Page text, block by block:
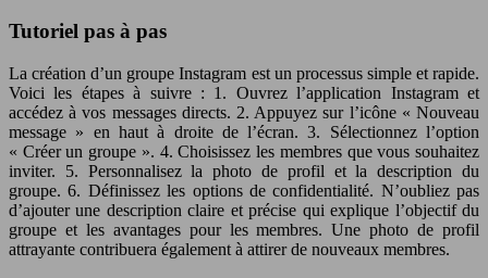
Tutoriel pas à pas
La création d’un groupe Instagram est un processus simple et rapide.
Voici les étapes à suivre : 1. Ouvrez l’application Instagram et
accédez à vos messages directs. 2. Appuyez sur l’icône « Nouveau
message » en haut à droite de l’écran. 3. Sélectionnez l’option
« Créer un groupe ». 4. Choisissez les membres que vous souhaitez
inviter. 5. Personnalisez la photo de profil et la description du
groupe. 6. Définissez les options de confidentialité. N’oubliez pas
d’ajouter une description claire et précise qui explique l’objectif du
groupe et les avantages pour les membres. Une photo de profil
attrayante contribuera également à attirer de nouveaux membres.